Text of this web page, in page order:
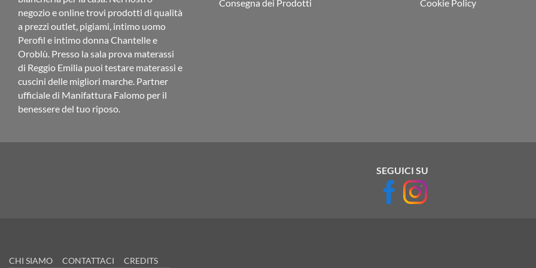
negozio e online trovi prodotti di qualità
a prezzi outlet, pigiami, intimo uomo
Perofil e intimo donna Chantelle e
Oroblù. Presso la sala prova materassi
di Reggio Emilia puoi testare materassi e
cuscini delle migliori marche. Partner
ufficiale di Manifattura Falomo per il
benessere del tuo riposo.
Consegna dei Prodotti
Cookie Policy
SEGUICI SU
CHI SIAMO CONTATTACI CREDITS